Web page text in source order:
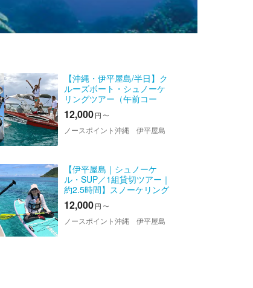
【沖縄・伊平屋島/半日】ク
ルーズボート・シュノーケ
リングツアー（午前コー
ス・午後コース）3時間☆満
喫プラン《送迎無料》動画
撮影データ無料！
12,000円 〜
ノースポイント沖縄 伊平屋島
【伊平屋島｜シュノーケ
ル・SUP／1組貸切ツアー｜
約2.5時間】スノーケリング
&SUP！伊平屋島の自然満喫
貸切ツアー♪水難救助員の認
定インストラクターがご案
12,000円 〜
ノースポイント沖縄 伊平屋島